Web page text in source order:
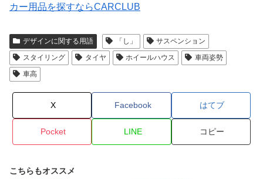
カー用品を探すならCARCLUB
デザインに関する用語 「し」
サスペンション
スタイリング
タイヤ ホイールハウス
車両姿勢
車高
X Facebook はてブ
Pocket LINE コピー
こちらもオススメ